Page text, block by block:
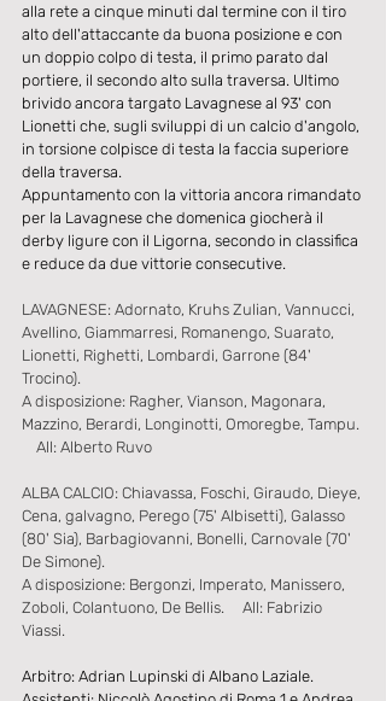
alla rete a cinque minuti dal termine con il tiro
alto dell'attaccante da buona posizione e con
un doppio colpo di testa, il primo parato dal
portiere, il secondo alto sulla traversa. Ultimo
brivido ancora targato Lavagnese al 93' con
Lionetti che, sugli sviluppi di un calcio d'angolo,
in torsione colpisce di testa la faccia superiore
della traversa.
Appuntamento con la vittoria ancora rimandato
per la Lavagnese che domenica giocherà il
derby ligure con il Ligorna, secondo in classifica
e reduce da due vittorie consecutive.
LAVAGNESE: Adornato, Kruhs Zulian, Vannucci,
Avellino, Giammarresi, Romanengo, Suarato,
Lionetti, Righetti, Lombardi, Garrone (84'
Trocino).
A disposizione: Ragher, Vianson, Magonara,
Mazzino, Berardi, Longinotti, Omoregbe, Tampu.
    All: Alberto Ruvo
ALBA CALCIO: Chiavassa, Foschi, Giraudo, Dieye,
Cena, galvagno, Perego (75' Albisetti), Galasso
(80' Sia), Barbagiovanni, Bonelli, Carnovale (70'
De Simone).
A disposizione: Bergonzi, Imperato, Manissero,
Zoboli, Colantuono, De Bellis.     All: Fabrizio
Viassi.
Arbitro: Adrian Lupinski di Albano Laziale.